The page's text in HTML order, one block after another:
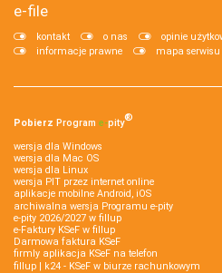
e-file
kontakt o nas opinie
informacje prawne
mapa serwisu
Pobierz Program e‑pity®
wersja dla Windows
wersja dla Mac OS
wersja dla Linux
wersja PIT przez internet online
aplikacje mobilne Android, iOS
archiwalna wersja Programu e-pity
e-pity 2026/2027 w fillup
e‑Faktury KSeF w fillup
Darmowa faktura KSeF
firmly aplikacja KSeF na telefon
fillup | k24 - KSeF w biurze rachunkowym